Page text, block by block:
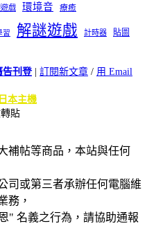
戲 環境音 療癒
習 解謎遊戲 計時器
貼圖
告刊登| 訂閱新文章 / 用 Email
本主機
貼
補帖等商品，本站與任何
司或第三者承辦任何電腦維
務，
" 名義之行為，請協助通報